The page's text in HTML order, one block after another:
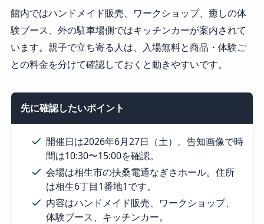
館内ではハンドメイド販売、ワークショップ、癒しの体
験ブース、外の駐車場側ではキッチンカーが案内されて
います。親子で立ち寄る人は、入場無料と商品・体験ご
との料金を分けて確認しておくと動きやすいです。
先に確認したいポイント
開催日は2026年6月27日（土）。告知画像で時
間は10:30〜15:00を確認。
会場は相生市の扶桑電通なぎさホール。住所
は相生6丁目1番地1です。
内容はハンドメイド販売、ワークショップ、
体験ブース、キッチンカー。